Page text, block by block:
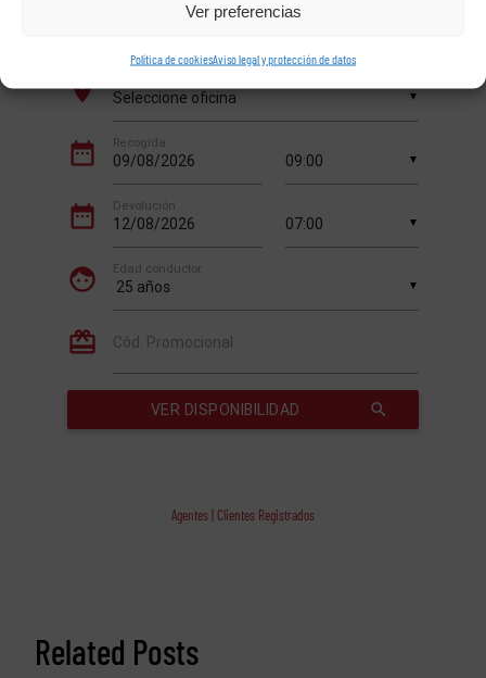
Ver preferencias
Política de cookiesAviso legal y protección de datos
Agentes | Clientes Registrados
Related Posts